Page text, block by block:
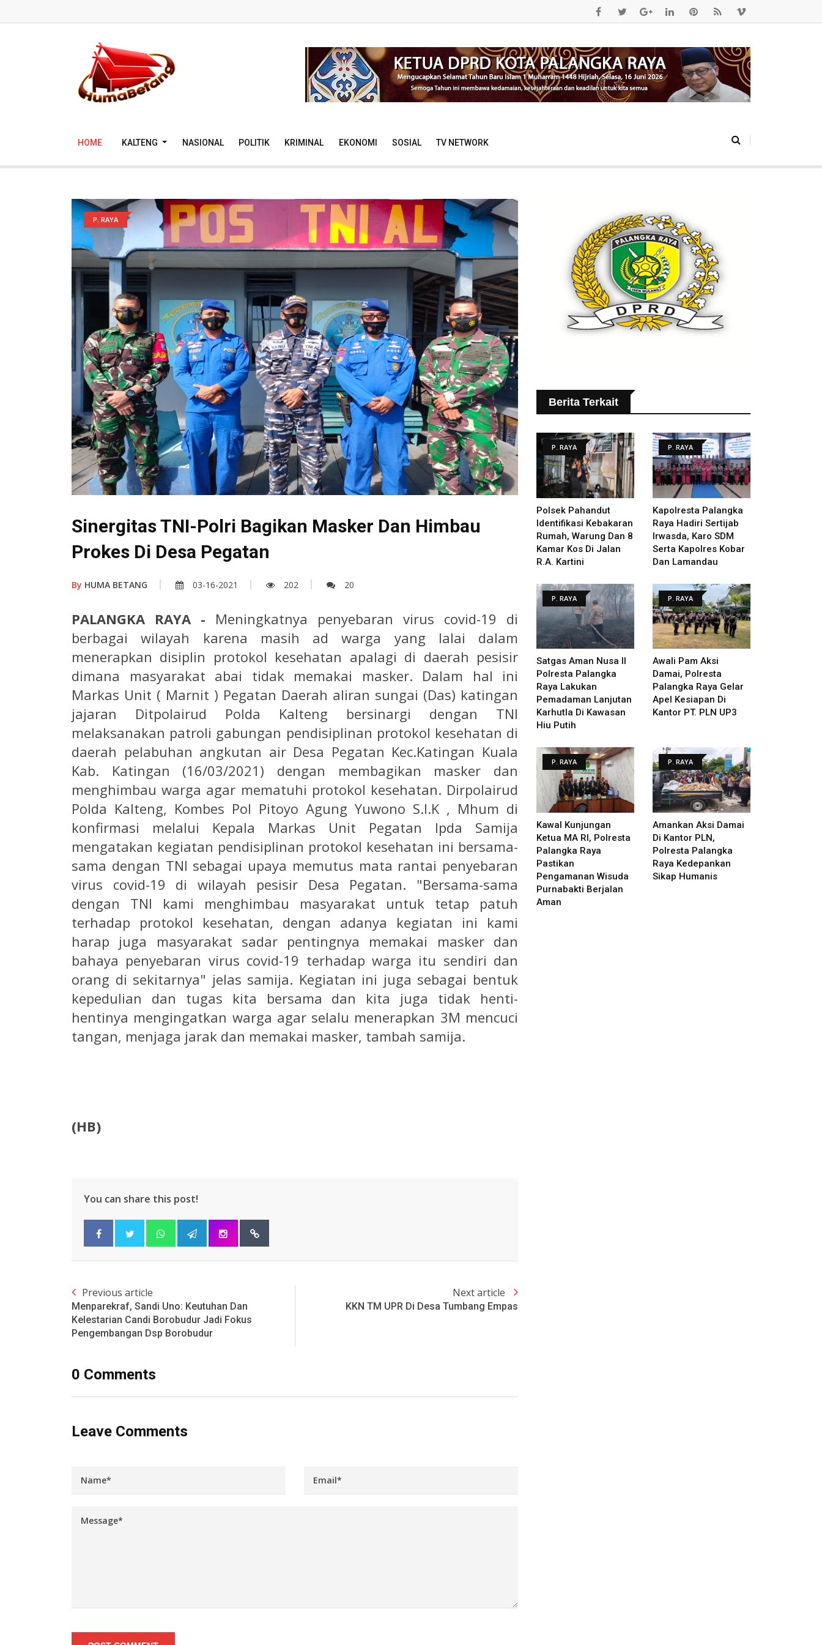
HOME KALTENG NASIONAL POLITIK KRIMINAL EKONOMI SOSIAL TV NETWORK
P. RAYA
Sinergitas TNI-Polri Bagikan Masker Dan Himbau
Prokes Di Desa Pegatan
By HUMA BETANG 03-16-2021 202 20
PALANGKA RAYA - Meningkatnya penyebaran virus covid-19 di
berbagai wilayah karena masih ad warga yang lalai dalam
menerapkan disiplin protokol kesehatan apalagi di daerah pesisir
dimana masyarakat abai tidak memakai masker. Dalam hal ini
Markas Unit ( Marnit ) Pegatan Daerah aliran sungai (Das) katingan
jajaran Ditpolairud Polda Kalteng bersinargi dengan TNI
melaksanakan patroli gabungan pendisiplinan protokol kesehatan di
daerah pelabuhan angkutan air Desa Pegatan Kec.Katingan Kuala
Kab. Katingan (16/03/2021) dengan membagikan masker dan
menghimbau warga agar mematuhi protokol kesehatan. Dirpolairud
Polda Kalteng, Kombes Pol Pitoyo Agung Yuwono S.I.K , Mhum di
konfirmasi melalui Kepala Markas Unit Pegatan Ipda Samija
mengatakan kegiatan pendisiplinan protokol kesehatan ini bersama-
sama dengan TNI sebagai upaya memutus mata rantai penyebaran
virus covid-19 di wilayah pesisir Desa Pegatan. "Bersama-sama
dengan TNI kami menghimbau masyarakat untuk tetap patuh
terhadap protokol kesehatan, dengan adanya kegiatan ini kami
harap juga masyarakat sadar pentingnya memakai masker dan
bahaya penyebaran virus covid-19 terhadap warga itu sendiri dan
orang di sekitarnya" jelas samija. Kegiatan ini juga sebagai bentuk
kepedulian dan tugas kita bersama dan kita juga tidak henti-
hentinya mengingatkan warga agar selalu menerapkan 3M mencuci
tangan, menjaga jarak dan memakai masker, tambah samija.
(HB)
You can share this post!
Previous article
Menparekraf, Sandi Uno: Keutuhan Dan
Kelestarian Candi Borobudur Jadi Fokus
Pengembangan Dsp Borobudur
Next article
KKN TM UPR Di Desa Tumbang Empas
0 Comments
Leave Comments
Berita Terkait
P. RAYA
Polsek Pahandut
Identifikasi Kebakaran
Rumah, Warung Dan 8
Kamar Kos Di Jalan
R.A. Kartini
P. RAYA
Kapolresta Palangka
Raya Hadiri Sertijab
Irwasda, Karo SDM
Serta Kapolres Kobar
Dan Lamandau
P. RAYA
Satgas Aman Nusa II
Polresta Palangka
Raya Lakukan
Pemadaman Lanjutan
Karhutla Di Kawasan
Hiu Putih
P. RAYA
Awali Pam Aksi
Damai, Polresta
Palangka Raya Gelar
Apel Kesiapan Di
Kantor PT. PLN UP3
P. RAYA
Kawal Kunjungan
Ketua MA RI, Polresta
Palangka Raya
Pastikan
Pengamanan Wisuda
Purnabakti Berjalan
Aman
P. RAYA
Amankan Aksi Damai
Di Kantor PLN,
Polresta Palangka
Raya Kedepankan
Sikap Humanis